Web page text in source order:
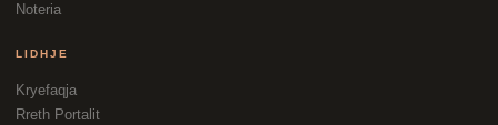
Noteria
LIDHJE
Kryefaqja
Rreth Portalit